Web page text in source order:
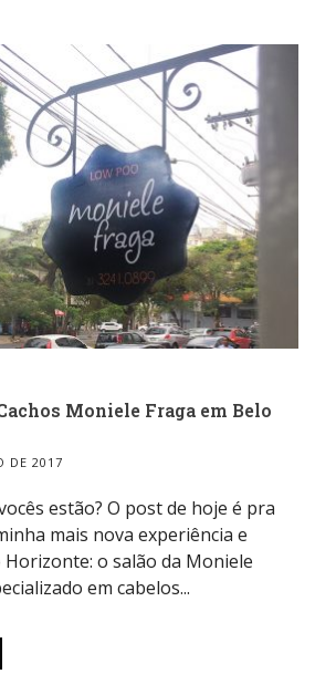
Moniele Fraga em Belo
DE 2017
estão? O post de hoje é pra
mais nova experiência e
o salão da Moniele
em cabelos...